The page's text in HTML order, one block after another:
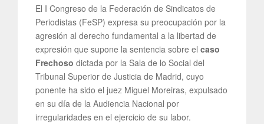
El I Congreso de la Federación de Sindicatos de
Periodistas (FeSP) expresa su preocupación por la
agresión al derecho fundamental a la libertad de
expresión que supone la sentencia sobre el caso
Frechoso dictada por la Sala de lo Social del
Tribunal Superior de Justicia de Madrid, cuyo
ponente ha sido el juez Miguel Moreiras, expulsado
en su día de la Audiencia Nacional por
irregularidades en el ejercicio de su labor.